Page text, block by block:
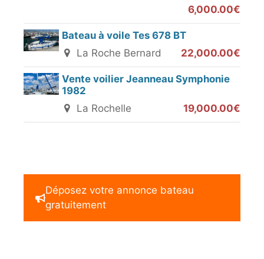
6,000.00€
Bateau à voile Tes 678 BT
La Roche Bernard
22,000.00€
Vente voilier Jeanneau Symphonie
1982
La Rochelle
19,000.00€
Déposez votre annonce bateau
gratuitement